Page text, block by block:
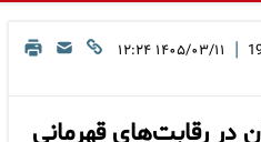
| ۱۴۰۵/۰۳/۱۱ ۱۲:۲۴
در رقابت‌های قهرمانی